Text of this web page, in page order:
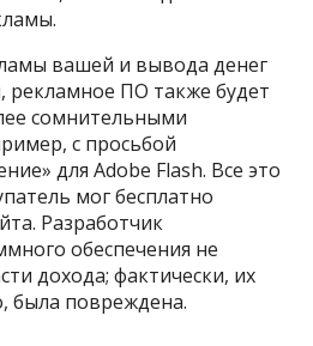
вашей и вывода денег
рекламное ПО также будет
сомнительными
с просьбой
для Adobe Flash. Все это
мог бесплатно
Разработчик
обеспечения не
дохода; фактически, их
была повреждена.